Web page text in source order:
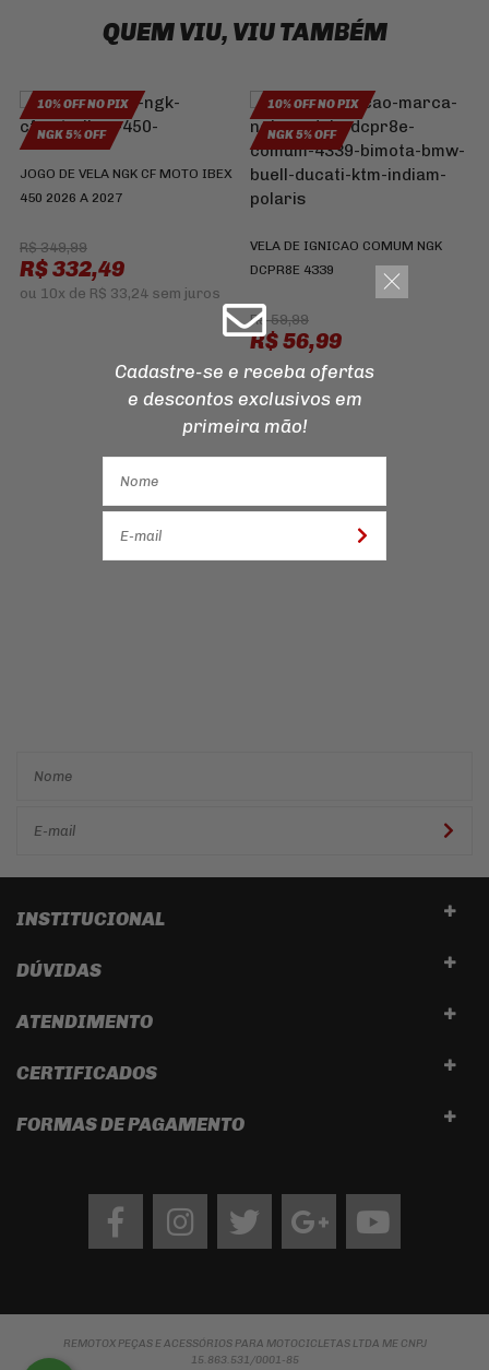
QUEM VIU, VIU TAMBÉM
10% OFF NO PIX
NGK 5% OFF
JOGO DE VELA NGK CF MOTO IBEX
450 2026 A 2027
R$ 349,99
R$ 332,49
ou 10x de R$ 33,24 sem juros
10% OFF NO PIX
NGK 5% OFF
VELA DE IGNICAO COMUM NGK
DCPR8E 4339
R$ 59,99
R$ 56,99
INSTITUCIONAL
DÚVIDAS
ATENDIMENTO
CERTIFICADOS
FORMAS DE PAGAMENTO
FacebookInstagram twitter googleYoutube
REMOTOX PEÇAS E ACESSÓRIOS PARA MOTOCICLETAS LTDA ME CNPJ
15.863.531/0001-85
Cadastre-se e receba ofertas
e descontos exclusivos em
primeira mão!